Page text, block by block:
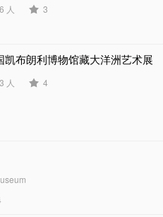
人
3
凯布朗利博物馆藏大洋洲艺术展
人
4